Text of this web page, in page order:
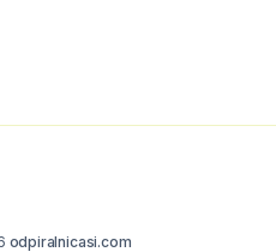
odpiralnicasi.com